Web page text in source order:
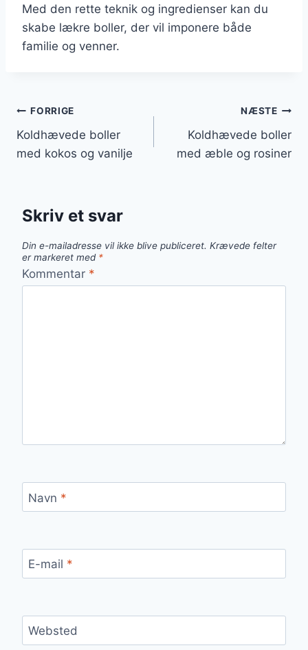
Med den rette teknik og ingredienser kan du
skabe lækre boller, der vil imponere både
familie og venner.
Indlægsnavigation
FORRIGE
Koldhævede boller
med kokos og vanilje
NÆSTE
Koldhævede boller
med æble og rosiner
Skriv et svar
Din e-mailadresse vil ikke blive publiceret. Krævede felter
er markeret med *
Kommentar *
Navn *
E-mail *
Websted